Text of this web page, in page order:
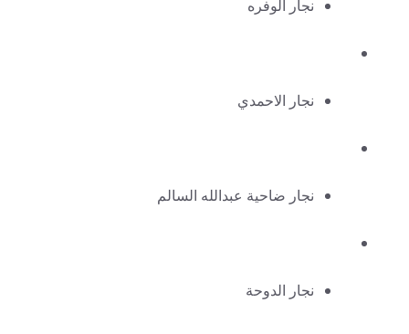
نجار الوفره
نجار الاحمدي
نجار ضاحية عبدالله السالم
نجار الدوحة